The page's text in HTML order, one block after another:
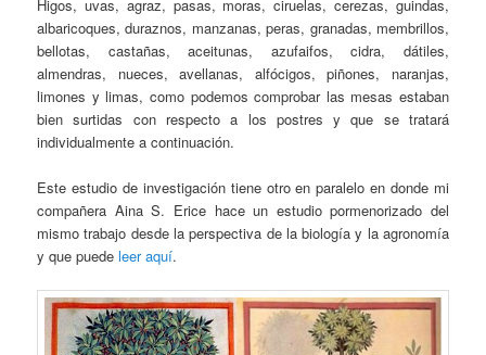
Higos, uvas, agraz, pasas, moras, ciruelas, cerezas, guindas,
albaricoques, duraznos, manzanas, peras, granadas, membrillos,
bellotas, castañas, aceitunas, azufaifos, cidra, dátiles,
almendras, nueces, avellanas, alfócigos, piñones, naranjas,
limones y limas, como podemos comprobar las mesas estaban
bien surtidas con respecto a los postres y que se tratará
individualmente a continuación.
Este estudio de investigación tiene otro en paralelo en donde mi
compañera Aina S. Erice hace un estudio pormenorizado del
mismo trabajo desde la perspectiva de la biología y la agronomía
y que puede leer aquí.